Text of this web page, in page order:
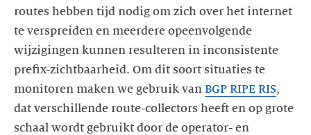
routes hebben tijd nodig om zich over het internet
te verspreiden en meerdere opeenvolgende
wijzigingen kunnen resulteren in inconsistente
prefix-zichtbaarheid. Om dit soort situaties te
monitoren maken we gebruik van BGP RIPE RIS,
dat verschillende route-collectors heeft en op grote
schaal wordt gebruikt door de operator- en